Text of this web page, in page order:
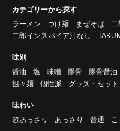
カテゴリーから探す
ラーメン
つけ麺 まぜそば
二
二郎インスパイア汁なし
味別
醤油
塩 味噌 豚骨 豚骨醤油
担々麺
個性派 グッズ・セット
味わい
超あっさり
あっさり 普通